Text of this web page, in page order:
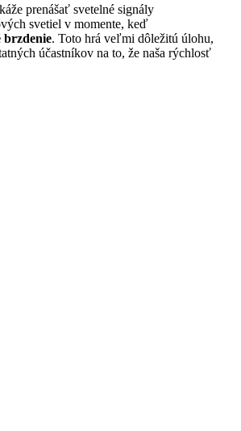
prenášať svetelné signály
svetiel v momente, keď
brzdenie. Toto hrá veľmi dôležitú úlohu,
účastníkov na to, že naša rýchlosť